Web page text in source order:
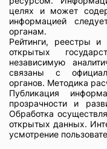
целях и может
информацией
органам.
Рейтинги, реестры и
открытых
независимую
связаны с
органов. Методика
Публикация
прозрачности и
Обработка
открытых данных.
усмотрение